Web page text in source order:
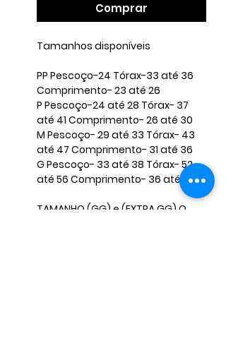
Comprar
Tamanhos disponíveis ​
​PP Pescoço-24 Tórax-33 até 36
Comprimento- 23 até 26 ​
P Pescoço-24 até 28 Tórax- 37
até 41 Comprimento- 26 até 30 ​
M Pescoço- 29 até 33 Tórax- 43
até 47 Comprimento- 31 até 36
​G Pescoço- 33 até 38 Tórax- 52
até 56 Comprimento- 36 até 40 ​
TAMANHO (GG) e (EXTRA GG) O